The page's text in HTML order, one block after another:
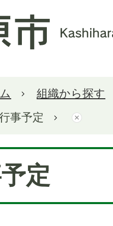
組織から探す
事予定
定